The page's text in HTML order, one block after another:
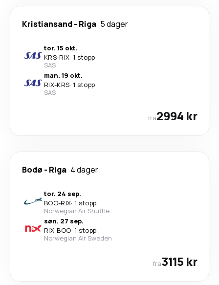
Kristiansand- Riga 5 dager
tor. 15 okt.
KRS-RIX· 1 stopp
SAS
man. 19 okt.
RIX-KRS· 1 stopp
SAS
fra2994 kr
Bodø - Riga 4 dager
tor. 24 sep.
BOO-RIX· 1 stopp
Norwegian Air Shuttle
søn. 27 sep.
RIX-BOO· 1 stopp
Norwegian Air Sweden
fra3115 kr